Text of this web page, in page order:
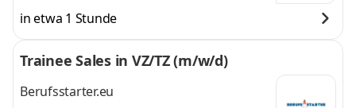
in etwa 1 Stunde
Trainee Sales in VZ/TZ (m/w/d)
Berufsstarter.eu